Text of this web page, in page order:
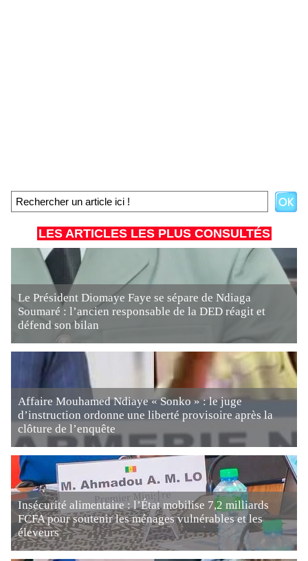
LES ARTICLES LES PLUS CONSULTÉS
Le Président Diomaye Faye se sépare de Ndiaga
Soumaré : l’ancien responsable de la DED réagit et
défend son bilan
Affaire Mouhamed Ndiaye « Sonko » : le juge
d’instruction ordonne une liberté provisoire après la
clôture de l’enquête
Insécurité alimentaire : l’État mobilise 7,2 milliards
FCFA pour soutenir les ménages vulnérables et les
éleveurs